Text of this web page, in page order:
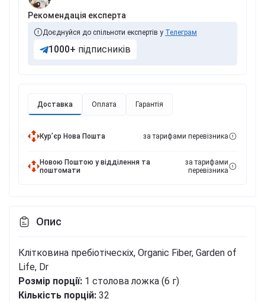
Доставка Оплата Гарантія
Курʼєр Нова Пошта за тарифами перевізника
Новою Поштою у відділення та
поштомати
за тарифами
перевізника
Рекомендація експерта
Доєднуйся до спільноти експертів у Телеграм
1000+ підписників
Опис
Клітковина пребіотіческіх, Organic Fiber, Garden of
Life, Dr
Розмір порції: 1 столова ложка (6 г)
Кількість порцій: 32